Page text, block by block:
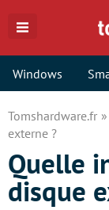
Windows
Tomshardware.fr
externe ?
Quelle
disque